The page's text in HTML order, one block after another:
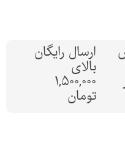
ارسال رایگان
بالای
1,500,000
تومان